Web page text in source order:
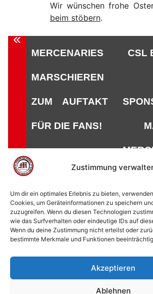
Zustimmung
Um dir ein optimales Erlebnis zu bieten,
Cookies, um Geräteinformationen zu speichern
zuzugreifen. Wenn du diesen Technologien
wie das Surfverhalten oder eindeutige IDs auf
Wenn du deine Zustimmung nicht erteilst oder
bestimmte Merkmale und Funktionen
Akzeptieren
Ablehnen
Wir wünschen frohe
beim stöbern.
Beitragsnavigation
MERCENARIES
MARSCHIEREN
ZUM AUFTAKT
FÜR DIE FANS!
CSL
© 2002 - 2026 American Football
Mercenaries e.V. |die Stadt
Datenschutzerklärung|Cookie-
Kontakt